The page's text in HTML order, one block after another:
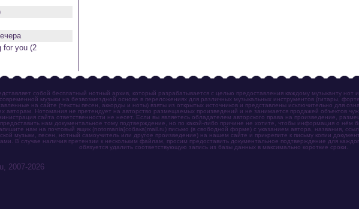
for you (2
собой бесплатный нотный архив, который разрабатывается с целью предоставления каждому музыканту нот
современной музыки на безвозмездной основе в переложениях для различных музыкальных инструментов (гитары,
на сайте (тексты песен, аккорды и ноты) взяты из открытых источников и представлены исключительно для
авторам. Нотомания не претендует на авторство размещаемых произведений и не занимается продажей объектов
сайта ответственности не несет. Если вы являетесь обладателем авторского права на произведение,
нам документальное тому подтверждение, но по какой-либо причине не хотите, чтобы информация о нём
нам на почтовый ящик (notomania[собака]mail.ru) письмо (в свободной форме) с указанием автора, названия,
музыки, песен, нотный самоучитель или другое произведение) на нашем сайте и прикрепите к письму копии
В случае наличия претензии к нескольким файлам, просим предоставить документальное подтверждение для
обязуется удалить соответствующую запись из базы данных в максимально короткие сроки.
2007-2026